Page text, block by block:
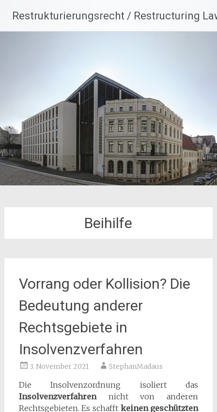
Inhalt
springen
Restrukturierungsrecht / Restructuring
Beihilfe
Vorrang oder Kollision? Die
Bedeutung anderer
Rechtsgebiete in
Insolvenzverfahren
3. November 2021 StephanMadaus
Die Insolvenzordnung isoliert das
Insolvenzverfahrennicht von anderen
Rechtsgebieten. Es schafft keinen geschützten